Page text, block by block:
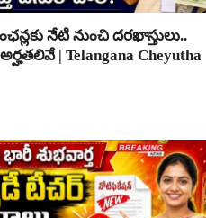
నేటి నుంచి దరఖాస్తులు..
| Telangana Cheyutha